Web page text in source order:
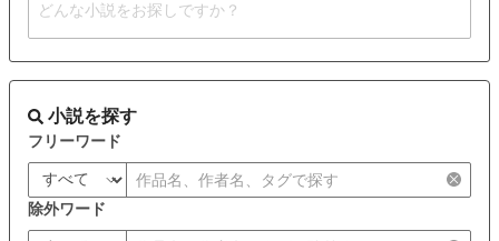
小説を探す
フリーワード
除外ワード